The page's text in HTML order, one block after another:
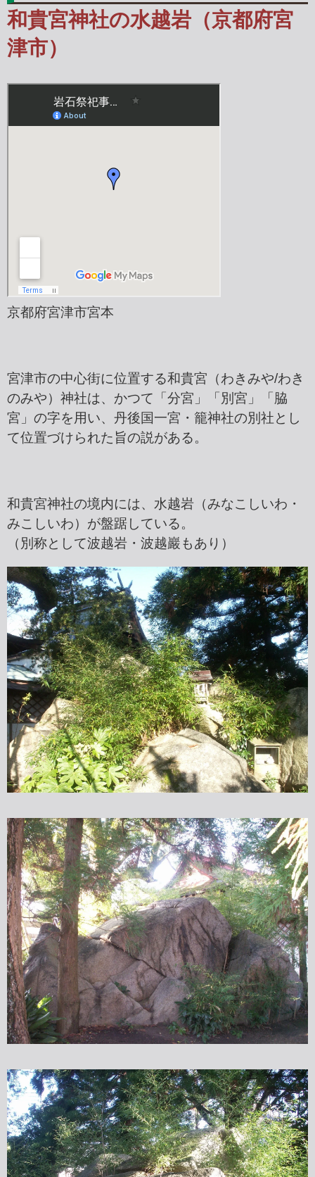
和貴宮神社の水越岩（京都府宮
津市）
京都府宮津市宮本
宮津市の中心街に位置する和貴宮（わきみや/わき
のみや）神社は、かつて「分宮」「別宮」「脇
宮」の字を用い、丹後国一宮・籠神社の別社とし
て位置づけられた旨の説がある。
和貴宮神社の境内には、水越岩（みなこしいわ・
みこしいわ）が盤踞している。
（別称として波越岩・波越巖もあり）